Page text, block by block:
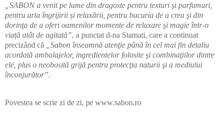
„SABON a venit pe lume din dragoste pentru texturi şi parfumuri,
pentru arta îngrijirii și relaxării, pentru bucuria de a crea şi din
dorinţa de a oferi oamenilor momente de relaxare şi magie într-o
viață atât de agitată”, a punctat d-na Stamati, care a continuat
precizând că
„Sabon înseamnă atenţie până în cel mai fin detaliu
acordată ambalajelor, ingredientelor folosite şi combinaţiilor dintre
ele, plus o neobosită grijă pentru protecţia naturii şi a mediului
înconjurător”.
Povestea se scrie zi de zi, pe www.sabon.ro